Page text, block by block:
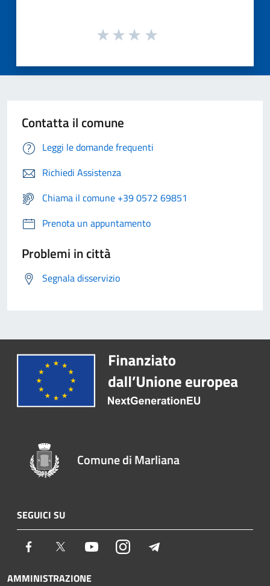
Contatta il comune
Leggi le domande frequenti
Richiedi Assistenza
Chiama il comune +39 0572 69851
Prenota un appuntamento
Problemi in città
Segnala disservizio
Comune di Marliana
SEGUICI SU
Facebook Twitter YoutubeInstagram
AMMINISTRAZIONE